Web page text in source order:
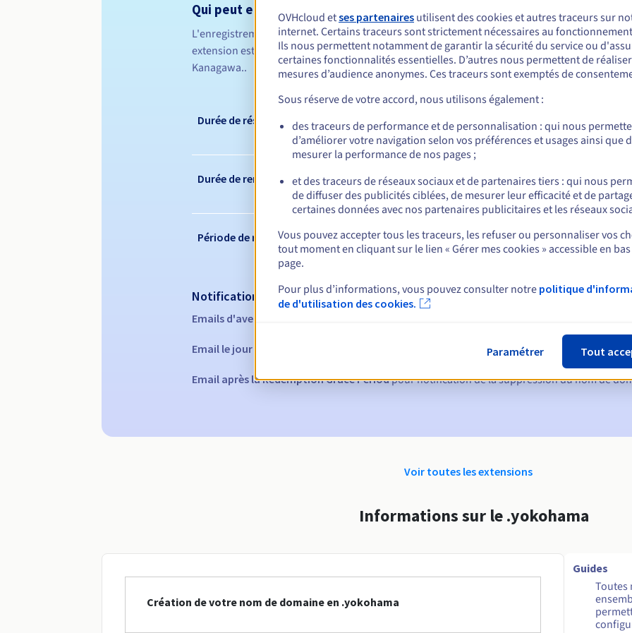
Qui peut enregistrer un .yokohama ?
L'enregistrement d'un nom de domaine en .YOKOHAMA est ouvert à toute personne
extension est destinée à toutes les activités se déroulant dans la ville de Yokohama, capitale
Kanagawa..
Règles de gestion et notifications
Durée de réservation
Durée de renouvellement
Période de rédemption
Notifications automatiques :
Emails d'avertissement :
Email le jour de l'expiration pour notification de la suspension du nom de domaine
Email après la Redemption Grace Periodpour notification de la suppression du nom de
Voir toutes les extensions
Informations sur le .yokohama
Création de votre nom de domaine en .yokohama
Guides
Toutes
OVHcloud etses partenaires utilisent des cookies et autres traceurs sur
internet. Certains traceurs sont strictement nécessaires au
Ils nous permettent notamment de garantir la sécurité du service ou
certaines fonctionnalités essentielles. D’autres nous permettent de
mesures d’audience anonymes. Ces traceurs sont exemptés de
Sous réserve de votre accord, nous utilisons également :
des traceurs de performance et de personnalisation : qui nous
d’améliorer votre navigation selon vos préférences et usages ainsi que
mesurer la performance de nos pages ;
et des traceurs de réseaux sociaux et de partenaires tiers : qui nous
de diffuser des publicités ciblées, de mesurer leur efficacité et de
certaines données avec nos partenaires publicitaires et les réseaux
Vous pouvez accepter tous les traceurs, les refuser ou personnaliser vos
tout moment en cliquant sur le lien « Gérer mes cookies » accessible en
page.
Pour plus d’informations, vous pouvez consulter notre politique
de d'utilisation des cookies.
Paramétrer Tout